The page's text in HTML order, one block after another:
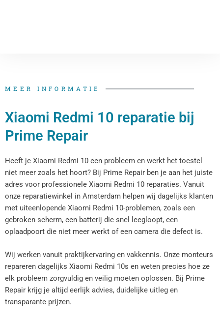
MEER INFORMATIE
Xiaomi Redmi 10 reparatie bij
Prime Repair
Heeft je Xiaomi Redmi 10 een probleem en werkt het toestel
niet meer zoals het hoort? Bij Prime Repair ben je aan het juiste
adres voor professionele Xiaomi Redmi 10 reparaties. Vanuit
onze reparatiewinkel in Amsterdam helpen wij dagelijks klanten
met uiteenlopende Xiaomi Redmi 10-problemen, zoals een
gebroken scherm, een batterij die snel leegloopt, een
oplaadpoort die niet meer werkt of een camera die defect is.
Wij werken vanuit praktijkervaring en vakkennis. Onze monteurs
repareren dagelijks Xiaomi Redmi 10s en weten precies hoe ze
elk probleem zorgvuldig en veilig moeten oplossen. Bij Prime
Repair krijg je altijd eerlijk advies, duidelijke uitleg en
transparante prijzen.